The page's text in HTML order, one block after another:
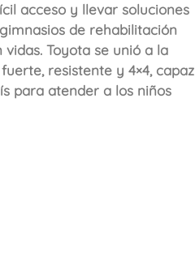
acceso y llevar soluciones
de rehabilitación
Toyota se unió a la
resistente y 4×4, capaz
para atender a los niños